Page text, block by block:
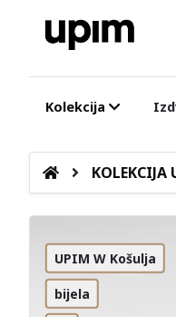
Kolekcija
KOLEKCIJA
UPIM W Košulja
bijela